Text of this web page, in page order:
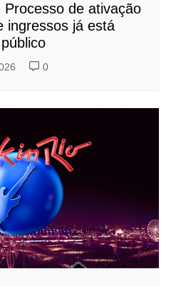
Processo de ativação
ingressos já está
0